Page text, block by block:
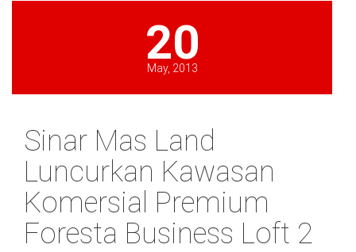
20
May, 2013
Sinar Mas Land
Luncurkan Kawasan
Komersial Premium
Foresta Business Loft 2